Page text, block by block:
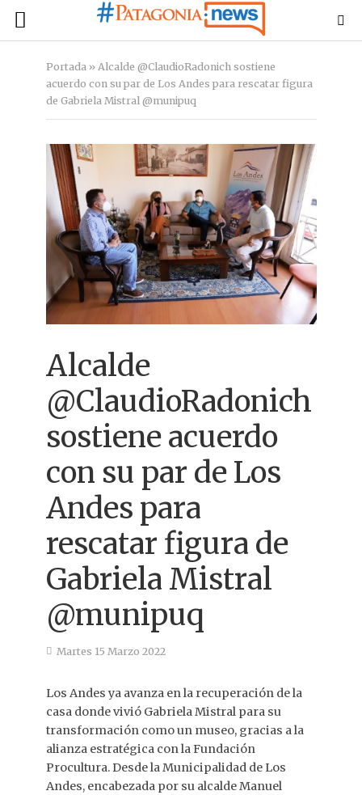
Portada» Alcalde @ClaudioRadonich sostiene
acuerdo con su par de Los Andes para rescatar figura
de Gabriela Mistral @munipuq
Alcalde
@ClaudioRadonich
sostiene acuerdo
con su par de Los
Andes para
rescatar figura de
Gabriela Mistral
@munipuq
Martes 15 Marzo 2022
Los Andes ya avanza en la recuperación de la
casa donde vivió Gabriela Mistral para su
transformación como un museo, gracias a la
alianza estratégica con la Fundación
Procultura. Desde la Municipalidad de Los
Andes, encabezada por su alcalde Manuel